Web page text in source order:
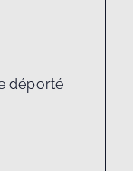
déporté